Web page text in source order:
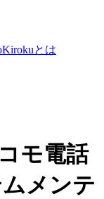
Kirokuとは
モ電話
メンテ